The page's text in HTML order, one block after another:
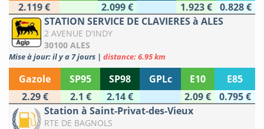
2.119 €
2.099 € 1.923 €
0.828 €
STATION SERVICE DE CLAVIERES à ALES
2 AVENUE D'INDY
30100 ALES
Mise à jour: il y a 7 jours | distance: 6.95 km
Gazole SP95 SP98 GPLc E10
E85
2.29 €
2.1 € 2.14 € 2.09 €
0.795 €
Station à Saint-Privat-des-Vieux
RTE DE BAGNOLS